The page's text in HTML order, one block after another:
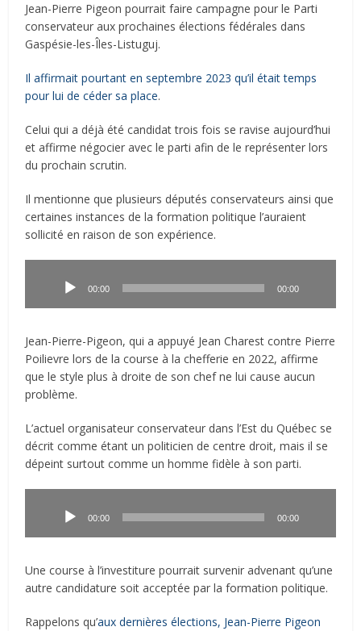
Jean-Pierre Pigeon pourrait faire campagne pour le Parti
conservateur aux prochaines élections fédérales dans
Gaspésie-les-Îles-Listuguj.
Il affirmait pourtant en septembre 2023 qu’il était temps
pour lui de céder sa place.
Celui qui a déjà été candidat trois fois se ravise aujourd’hui
et affirme négocier avec le parti afin de le représenter lors
du prochain scrutin.
Il mentionne que plusieurs députés conservateurs ainsi que
certaines instances de la formation politique l’auraient
sollicité en raison de son expérience.
00:00 00:00
Jean-Pierre-Pigeon, qui a appuyé Jean Charest contre Pierre
Poilievre lors de la course à la chefferie en 2022, affirme
que le style plus à droite de son chef ne lui cause aucun
problème.
L’actuel organisateur conservateur dans l’Est du Québec se
décrit comme étant un politicien de centre droit, mais il se
dépeint surtout comme un homme fidèle à son parti.
00:00 00:00
Une course à l’investiture pourrait survenir advenant qu’une
autre candidature soit acceptée par la formation politique.
Rappelons qu’aux dernières élections, Jean-Pierre Pigeon